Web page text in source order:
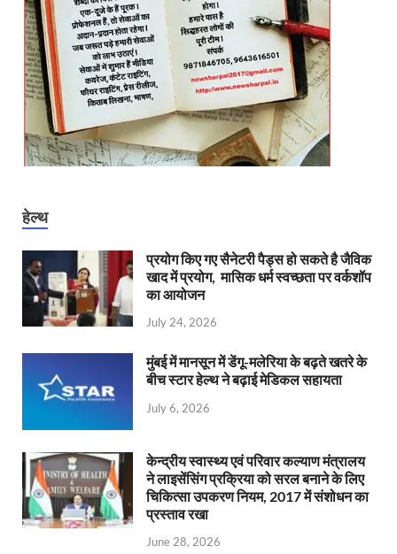
हेल्थ
प्रयोग किए गए सैनेटरी पैड्स हो सकते है जैविक
खाद में प्रयोग, मासिक धर्म स्वच्छता पर वर्कशॉप
का आयोजन
July 24, 2026
मुंबई में मानसून में डेंगू-मलेरिया के बढ़ते खतरे के
बीच स्टार हेल्थ ने बढ़ाई मेडिकल सहायता
July 6, 2026
केन्‍द्रीय स्वास्थ्य एवं परिवार कल्याण मंत्रालय
ने लाइसेंसिंग प्रक्रिया को सरल बनाने के लिए
चिकित्सा उपकरण नियम, 2017 में संशोधन का
प्रस्ताव रखा
June 28, 2026